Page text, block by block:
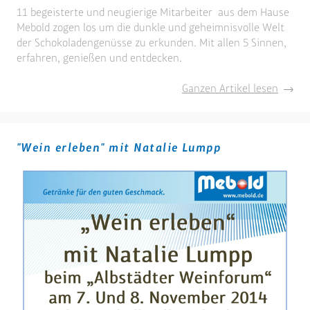
11 begeisterte und neugierige Mitarbeiter aus dem Hause
Mebold zogen los um die dunkle und geheimnisvolle Welt
der Schokoladengenüsse zu erkunden. Mit allen 5 Sinnen,
erfahren, genießen und entdecken.
Ganzen Artikel lesen Mebold
"Wein erleben" mit Natalie Lumpp